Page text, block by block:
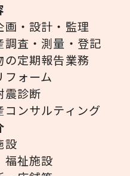
画・設計・監理
調査・測量・登記
の定期報告業務
フォーム
震診断
コンサルティング
設
福祉施設